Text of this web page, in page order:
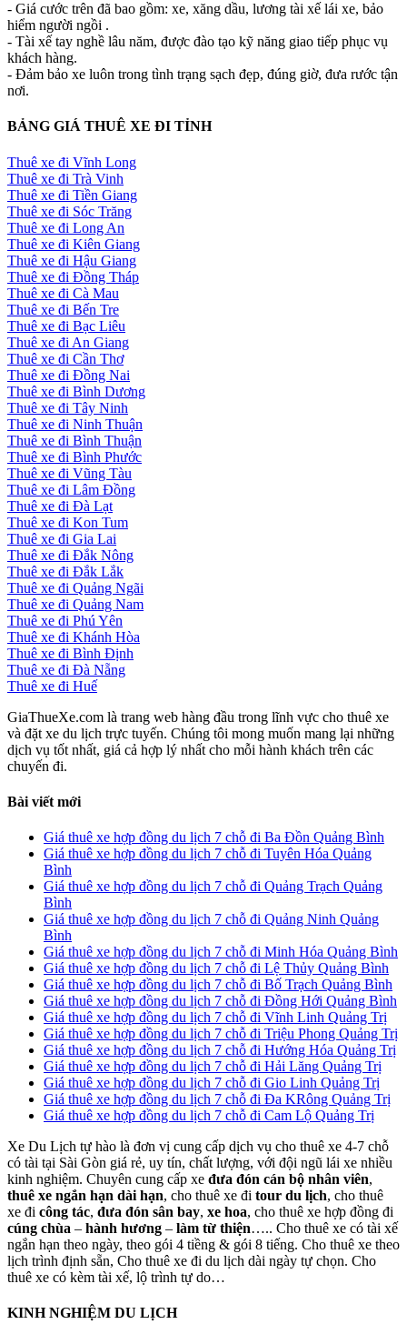
- Giá cước trên đã bao gồm: xe, xăng dầu, lương tài xế lái xe, bảo
hiểm người ngồi .
- Tài xế tay nghề lâu năm, được đào tạo kỹ năng giao tiếp phục vụ
khách hàng.
- Đảm bảo xe luôn trong tình trạng sạch đẹp, đúng giờ, đưa rước tận
nơi.
BẢNG GIÁ THUÊ XE ĐI TỈNH
Thuê xe đi Vĩnh Long
Thuê xe đi Trà Vinh
Thuê xe đi Tiền Giang
Thuê xe đi Sóc Trăng
Thuê xe đi Long An
Thuê xe đi Kiên Giang
Thuê xe đi Hậu Giang
Thuê xe đi Đồng Tháp
Thuê xe đi Cà Mau
Thuê xe đi Bến Tre
Thuê xe đi Bạc Liêu
Thuê xe đi An Giang
Thuê xe đi Cần Thơ
Thuê xe đi Đồng Nai
Thuê xe đi Bình Dương
Thuê xe đi Tây Ninh
Thuê xe đi Ninh Thuận
Thuê xe đi Bình Thuận
Thuê xe đi Bình Phước
Thuê xe đi Vũng Tàu
Thuê xe đi Lâm Đồng
Thuê xe đi Đà Lạt
Thuê xe đi Kon Tum
Thuê xe đi Gia Lai
Thuê xe đi Đắk Nông
Thuê xe đi Đắk Lắk
Thuê xe đi Quảng Ngãi
Thuê xe đi Quảng Nam
Thuê xe đi Phú Yên
Thuê xe đi Khánh Hòa
Thuê xe đi Bình Định
Thuê xe đi Đà Nẵng
Thuê xe đi Huế
GiaThueXe.com là trang web hàng đầu trong lĩnh vực cho thuê xe
và đặt xe du lịch trực tuyến. Chúng tôi mong muốn mang lại những
dịch vụ tốt nhất, giá cả hợp lý nhất cho mỗi hành khách trên các
chuyến đi.
Bài viết mới
Giá thuê xe hợp đồng du lịch 7 chỗ đi Ba Đồn Quảng Bình
Giá thuê xe hợp đồng du lịch 7 chỗ đi Tuyên Hóa Quảng
Bình
Giá thuê xe hợp đồng du lịch 7 chỗ đi Quảng Trạch Quảng
Bình
Giá thuê xe hợp đồng du lịch 7 chỗ đi Quảng Ninh Quảng
Bình
Giá thuê xe hợp đồng du lịch 7 chỗ đi Minh Hóa Quảng Bình
Giá thuê xe hợp đồng du lịch 7 chỗ đi Lệ Thủy Quảng Bình
Giá thuê xe hợp đồng du lịch 7 chỗ đi Bố Trạch Quảng Bình
Giá thuê xe hợp đồng du lịch 7 chỗ đi Đồng Hới Quảng Bình
Giá thuê xe hợp đồng du lịch 7 chỗ đi Vĩnh Linh Quảng Trị
Giá thuê xe hợp đồng du lịch 7 chỗ đi Triệu Phong Quảng Trị
Giá thuê xe hợp đồng du lịch 7 chỗ đi Hướng Hóa Quảng Trị
Giá thuê xe hợp đồng du lịch 7 chỗ đi Hải Lăng Quảng Trị
Giá thuê xe hợp đồng du lịch 7 chỗ đi Gio Linh Quảng Trị
Giá thuê xe hợp đồng du lịch 7 chỗ đi Đa KRông Quảng Trị
Giá thuê xe hợp đồng du lịch 7 chỗ đi Cam Lộ Quảng Trị
Xe Du Lịch tự hào là đơn vị cung cấp dịch vụ cho thuê xe 4-7 chỗ
có tài tại Sài Gòn giá rẻ, uy tín, chất lượng, với đội ngũ lái xe nhiều
kinh nghiệm. Chuyên cung cấp xe đưa đón cán bộ nhân viên,
thuê xe ngắn hạn dài hạn, cho thuê xe đi tour du lịch, cho thuê
xe đi công tác, đưa đón sân bay, xe hoa, cho thuê xe hợp đồng đi
cúng chùa – hành hương – làm từ thiện….. Cho thuê xe có tài xế
ngắn hạn theo ngày, theo gói 4 tiềng & gói 8 tiếng. Cho thuê xe theo
lịch trình định sẵn, Cho thuê xe đi du lịch dài ngày tự chọn. Cho
thuê xe có kèm tài xế, lộ trình tự do…
KINH NGHIỆM DU LỊCH